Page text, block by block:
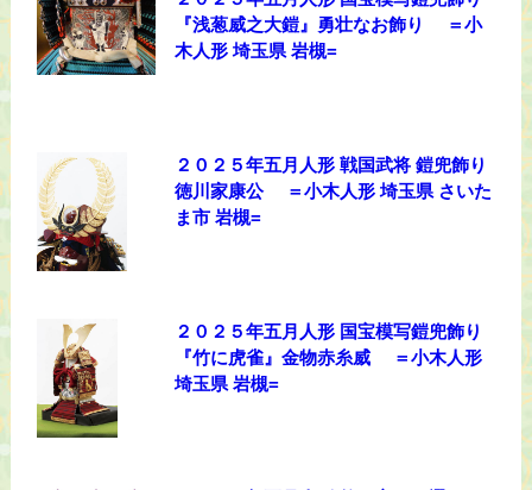
『浅葱威之大鎧』勇壮なお飾り ＝小
木人形 埼玉県 岩槻=
２０２５年五月人形 戦国武将 鎧兜飾り
徳川家康公 ＝小木人形 埼玉県 さいた
ま市 岩槻=
２０２５年五月人形 国宝模写鎧兜飾り
『竹に虎雀』金物赤糸威 ＝小木人形
埼玉県 岩槻=